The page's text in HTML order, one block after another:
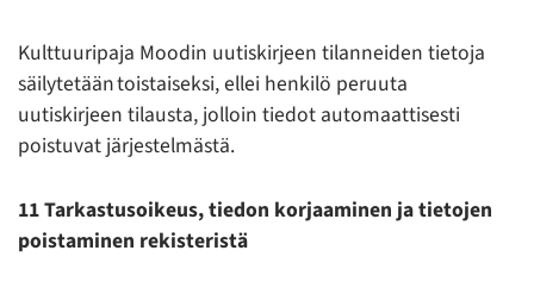
Kulttuuripaja Moodin uutiskirjeen tilanneiden tietoja
säilytetään toistaiseksi, ellei henkilö peruuta
uutiskirjeen tilausta, jolloin tiedot automaattisesti
poistuvat järjestelmästä.
11 Tarkastusoikeus, tiedon korjaaminen ja tietojen
poistaminen rekisteristä